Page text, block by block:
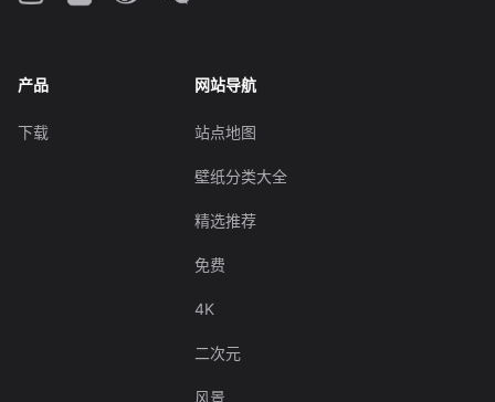
产品
下载
网站导航
站点地图
壁纸分类大全
精选推荐
免费
4K
二次元
风景